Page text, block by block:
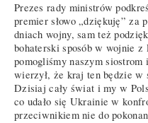
Prezes rady ministrów
premier słowo „dziękuję” za
dniach wojny, sam też
bohaterski sposób w wojnie
pomogliśmy naszym
wierzył, że kraj ten będzie w
Dzisiaj cały świat i my w
co udało się Ukrainie w
przeciwnikiem nie do